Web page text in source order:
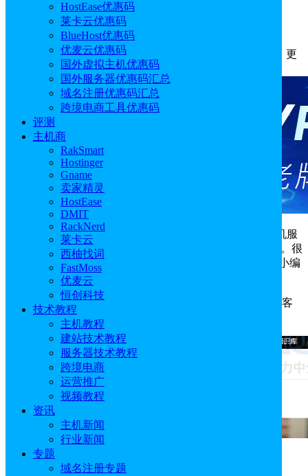
HostEase优惠码
莱卡云优惠码
BlueHost优惠码
优麦云优惠码
国外虚拟主机优惠码
国外服务器优惠码汇总
域名注册优惠码汇总
跨境电商工具优惠码
评测
主机商
RakSmart
Hostinger
Gname
卖家精灵
HostEase
DMIT
RackNerd
莱卡云
西柚找词
FastMoss
优麦云
恒创科技
技术教程
主机教程
建站技术教程
服务器技术教程
跨境电商
运营推广
视频教程
资讯
主机新闻
行业新闻
专题
域名注册专题
Ultahost WordPress主机怎么购买？
作者: Emily 分类:主机
更
新于: 2024.07.19 18:12:54
美国主机商Ultahost为用户提供非常不错WordPress主机服
务，有利于加快网站速度和减少停机时间，广受用户好评。很
多朋友都不太了解如何购买Ultahost WordPress主机。本文小编
就为大家来介绍一下。
1、点击进入Ultahost
，点击“客
户区”进行注册。
2、完成注册以后，登录账号密码。